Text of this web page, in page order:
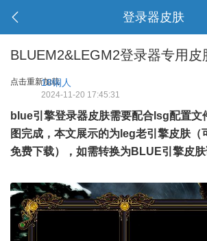
登录器皮肤
BLUEM2&LEGM2登录器专用皮
点击重新加载
18铜人
2024-11-20 17:45:31
blue引擎登录器皮肤需要配合lsg配置文
图完成，本文展示的为leg老引擎皮肤（
免费下载），如需转换为BLUE引擎皮